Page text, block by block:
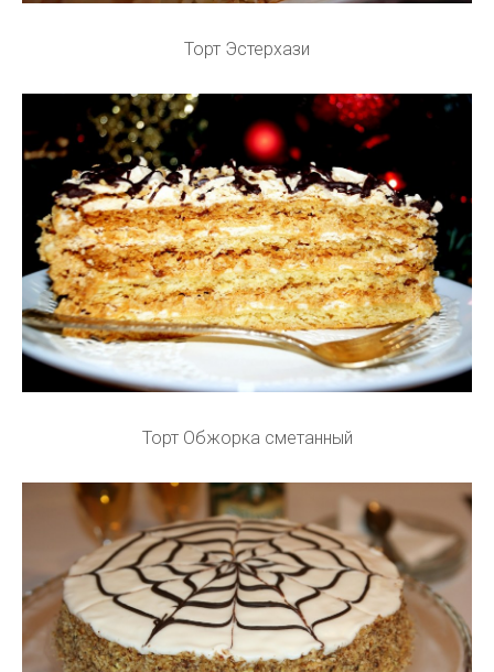
Торт Эстерхази
Торт Обжорка сметанный